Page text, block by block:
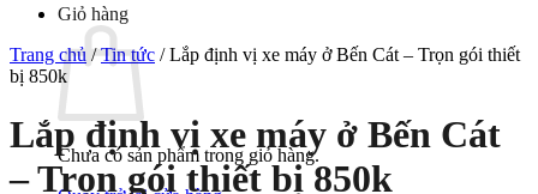
Giỏ hàng
Chưa có sản phẩm trong giỏ hàng.
Trang chủ /Tin tức /Lắp định vị xe máy ở Bến Cát – Trọn gói thiết
bị 850k
Lắp định vị xe máy ở Bến Cát
– Trọn gói thiết bị 850k